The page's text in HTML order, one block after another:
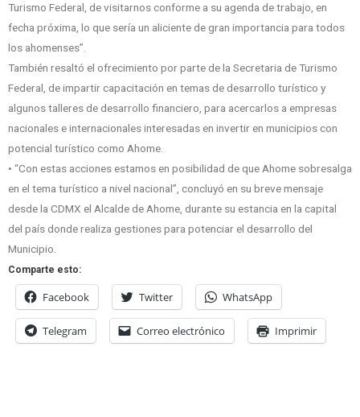
Turismo Federal, de visitarnos conforme a su agenda de trabajo, en
fecha próxima, lo que sería un aliciente de gran importancia para todos
los ahomenses”.
También resaltó el ofrecimiento por parte de la Secretaria de Turismo
Federal, de impartir capacitación en temas de desarrollo turístico y
algunos talleres de desarrollo financiero, para acercarlos a empresas
nacionales e internacionales interesadas en invertir en municipios con
potencial turístico como Ahome.
• “Con estas acciones estamos en posibilidad de que Ahome sobresalga
en el tema turístico a nivel nacional”, concluyó en su breve mensaje
desde la CDMX el Alcalde de Ahome, durante su estancia en la capital
del país donde realiza gestiones para potenciar el desarrollo del
Municipio.
Comparte esto:
Facebook Twitter WhatsApp
Telegram Correo electrónico Imprimir